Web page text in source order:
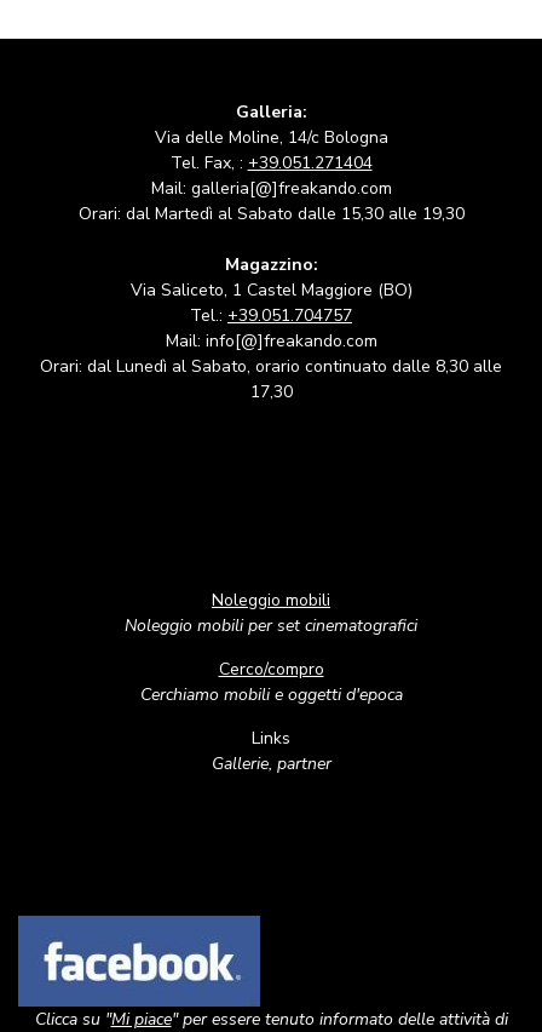
Galleria:
Via delle Moline, 14/c Bologna
Tel. Fax, : +39.051.271404
Mail: galleria[@]freakando.com
Orari: dal Martedì al Sabato dalle 15,30 alle 19,30
Magazzino:
Via Saliceto, 1 Castel Maggiore (BO)
Tel.: +39.051.704757
Mail: info[@]freakando.com
Orari: dal Lunedì al Sabato, orario continuato dalle 8,30 alle
17,30
Noleggio mobili
Noleggio mobili per set cinematografici
Cerco/compro
Cerchiamo mobili e oggetti d'epoca
Links
Gallerie, partner
Clicca su "Mi piace" per essere tenuto informato delle attività di